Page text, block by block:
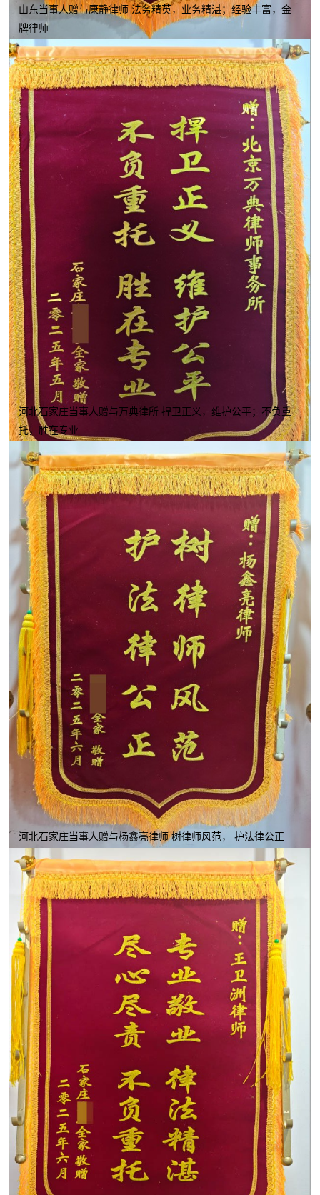
山东当事人赠与康静律师 法务精英，业务精湛；经验丰富，金
牌律师
河北石家庄当事人赠与万典律所 捍卫正义，维护公平；不负重
托，胜在专业
河北石家庄当事人赠与杨鑫亮律师 树律师风范， 护法律公正